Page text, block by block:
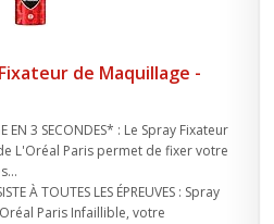
de Maquillage -
EN 3 SECONDES* : Le Spray Fixateur
L'Oréal Paris permet de fixer votre
À TOUTES LES ÉPREUVES : Spray
Paris Infaillible, votre